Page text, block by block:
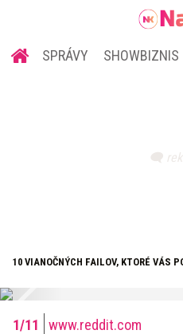
SPRÁVY SHOWBIZNIS
10 VIANOČNÝCH FAILOV, KTORÉ VÁS
www.reddit.com